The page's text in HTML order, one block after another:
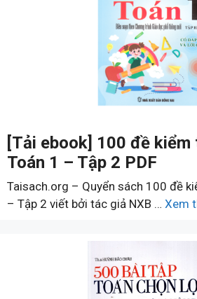
[Tải ebook] 100 đề
Toán 1 – Tập 2 PDF
Taisach.org – Quyển sách 100 đề
– Tập 2 viết bởi tác giả NXB … Xem